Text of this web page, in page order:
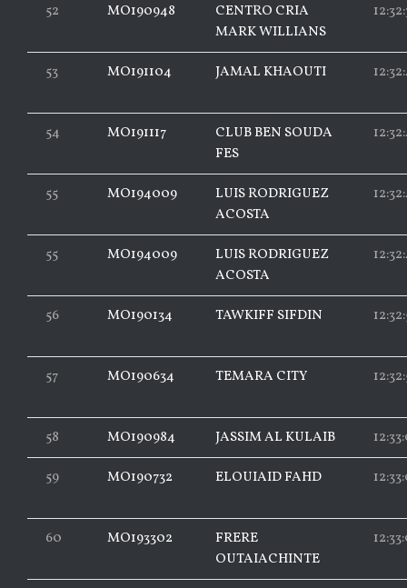
52 MO190948
CENTRO CRIA
MARK WILLIANS
53 MO191104 JAMAL KHAOUTI
54 MO191117
CLUB BEN SOUDA
FES
55 MO194009
LUIS RODRIGUEZ
ACOSTA
55 MO194009
LUIS RODRIGUEZ
ACOSTA
56 MO190134 TAWKIFF SIFDIN
57 MO190634 TEMARA CITY
58 MO190984 JASSIM AL KULAIB
59 MO190732 ELOUIAID FAHD
60 MO193302
FRERE
OUTAIACHINTE